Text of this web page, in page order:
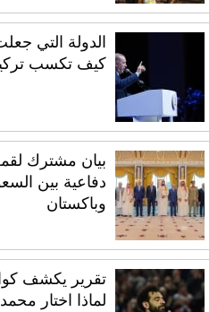
الدولة التي
كيف تكسب
بيان مشترك
دفاعية بين
وباكستان
تقرير يكشف
لماذا اختار